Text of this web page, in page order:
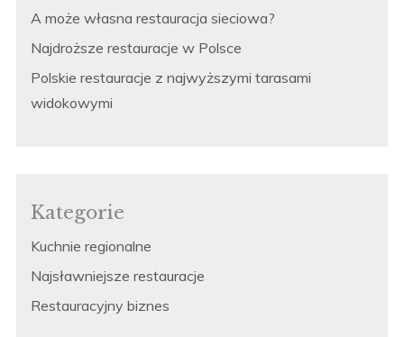
A może własna restauracja sieciowa?
Najdroższe restauracje w Polsce
Polskie restauracje z najwyższymi tarasami
widokowymi
Kategorie
Kuchnie regionalne
Najsławniejsze restauracje
Restauracyjny biznes